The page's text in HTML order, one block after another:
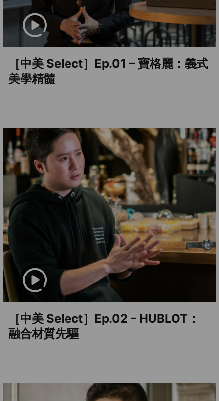
［中美 Select］Ep.01 – 寶格麗：義式
美學精髓
［中美 Select］Ep.02 – HUBLOT：
融合材質先驅